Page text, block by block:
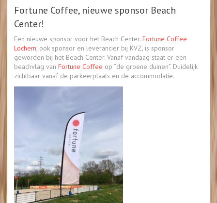
Fortune Coffee, nieuwe sponsor Beach
Center!
Een nieuwe sponsor voor het Beach Center. Fortune Coffee
Lochem, ook sponsor en leverancier bij KVZ, is sponsor
geworden bij het Beach Center. Vanaf vandaag staat er een
beachvlag van Fortune Coffee op “de groene duinen”. Duidelijk
zichtbaar vanaf de parkeerplaats en de accommodatie.